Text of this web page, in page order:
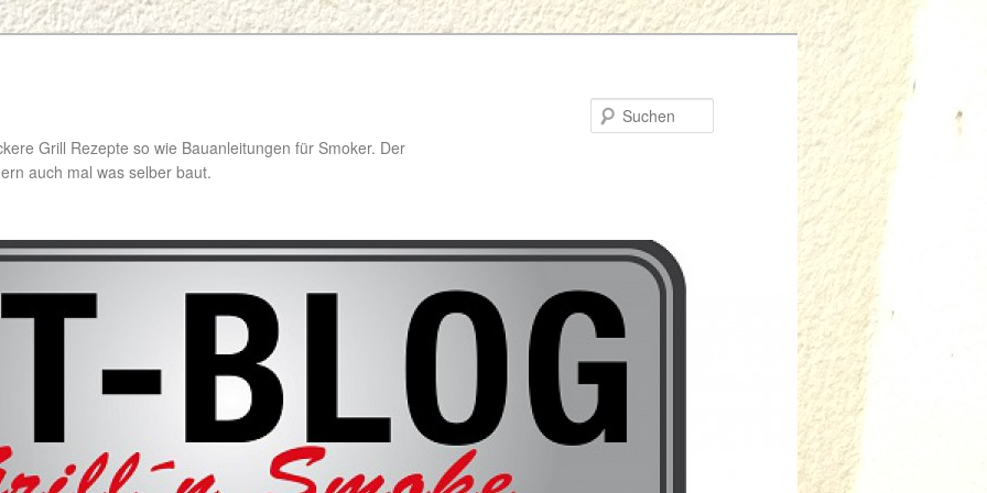
Grill Rezepte so wie Bauanleitungen für Smoker. Der
auch mal was selber baut.